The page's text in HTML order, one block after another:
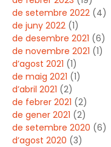
de setembre 2022 (4)
de juny 2022 (1)
de desembre 2021 (6)
de novembre 2021 (1)
d’agost 2021 (1)
de maig 2021 (1)
d’abril 2021 (2)
de febrer 2021 (2)
de gener 2021 (2)
de setembre 2020 (6)
d’agost 2020 (3)